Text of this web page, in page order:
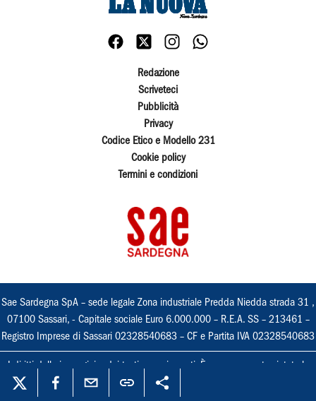
Redazione
Scriveteci
Pubblicità
Privacy
Codice Etico e Modello 231
Cookie policy
Termini e condizioni
Sae Sardegna SpA – sede legale Zona industriale Predda Niedda strada 31 ,
07100 Sassari, - Capitale sociale Euro 6.000.000 – R.E.A. SS – 213461 –
Registro Imprese di Sassari 02328540683 – CF e Partita IVA 02328540683
I diritti delle immagini e dei testi sono riservati. È espressamente vietata la
loro riproduzione con qualsiasi mezzo e l'adattamento totale o parziale.